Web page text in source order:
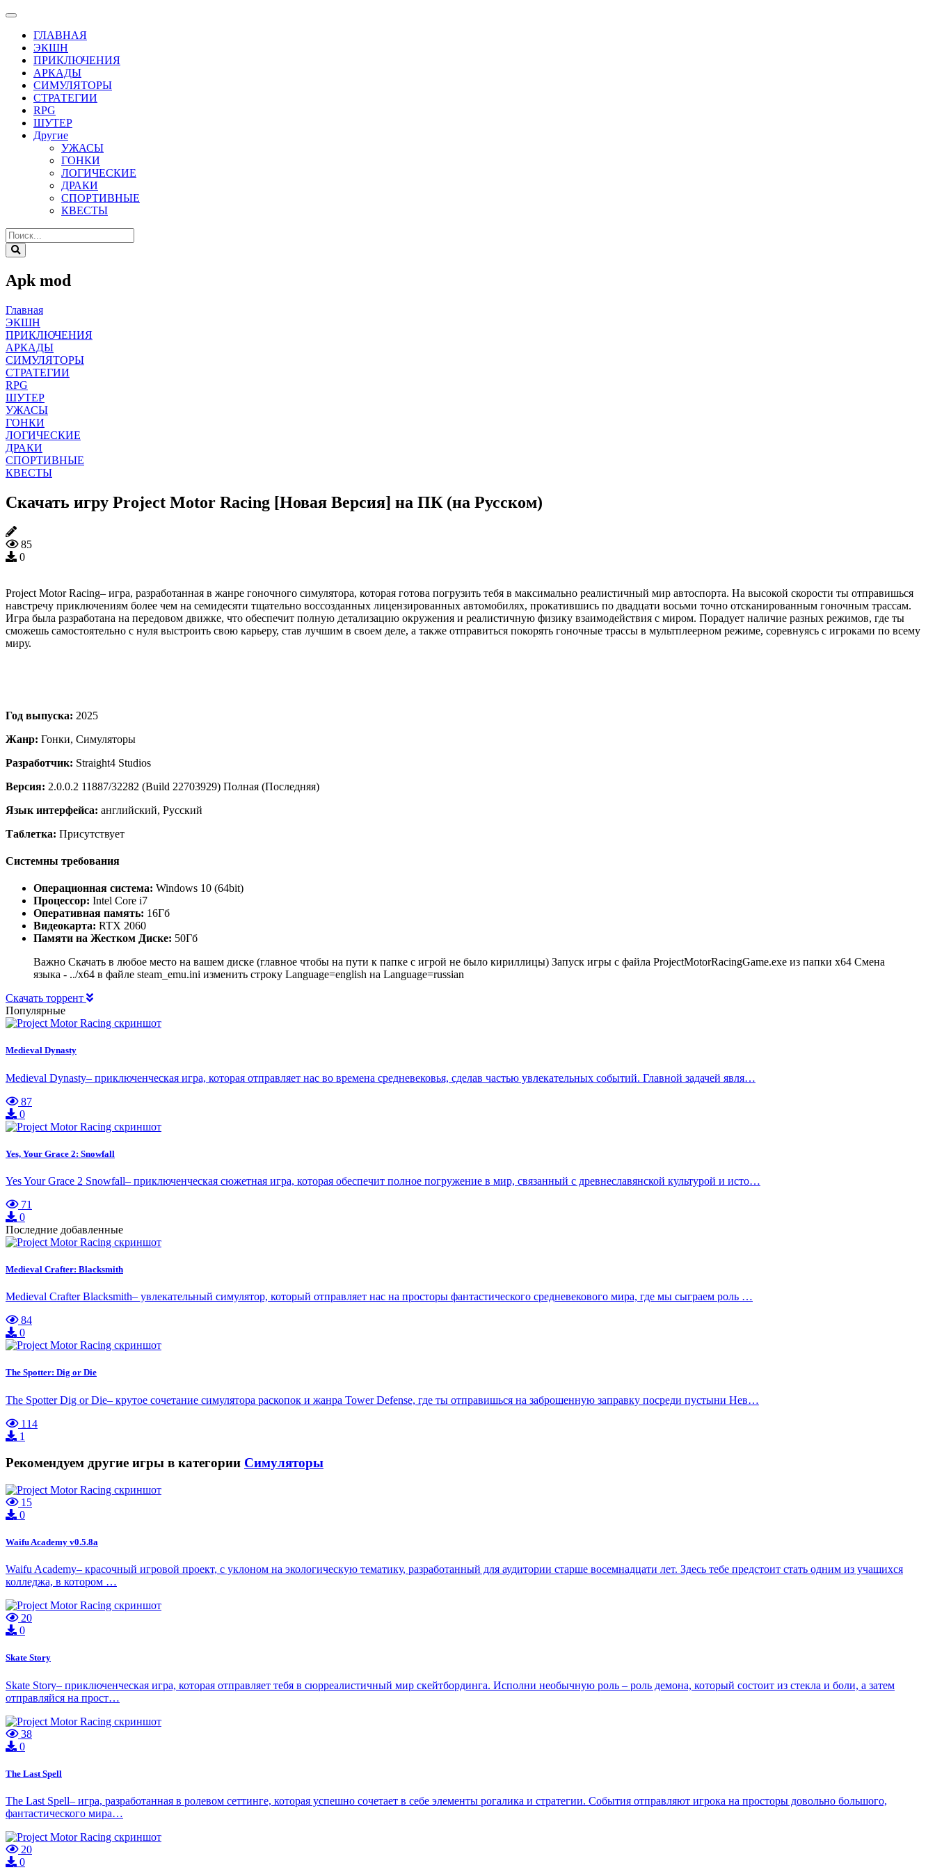
ГЛАВНАЯ
ЭКШН
ПРИКЛЮЧЕНИЯ
АРКАДЫ
СИМУЛЯТОРЫ
СТРАТЕГИИ
RPG
ШУТЕР
Другие
УЖАСЫ
ГОНКИ
ЛОГИЧЕСКИЕ
ДРАКИ
СПОРТИВНЫЕ
КВЕСТЫ
Apk mod
Главная
ЭКШН
ПРИКЛЮЧЕНИЯ
АРКАДЫ
СИМУЛЯТОРЫ
СТРАТЕГИИ
RPG
ШУТЕР
УЖАСЫ
ГОНКИ
ЛОГИЧЕСКИЕ
ДРАКИ
СПОРТИВНЫЕ
КВЕСТЫ
Скачать игру Project Motor Racing [Новая Версия] на ПК (на Русском)
85
0
Project Motor Racing– игра, разработанная в жанре гоночного симулятора, которая готова погрузить тебя в максимально реалистичный мир автоспорта. На высокой скорости ты отправишься
навстречу приключениям более чем на семидесяти тщательно воссозданных лицензированных автомобилях, прокатившись по двадцати восьми точно отсканированным гоночным трассам.
Игра была разработана на передовом движке, что обеспечит полную детализацию окружения и реалистичную физику взаимодействия с миром. Порадует наличие разных режимов, где ты
сможешь самостоятельно с нуля выстроить свою карьеру, став лучшим в своем деле, а также отправиться покорять гоночные трассы в мультплеерном режиме, соревнуясь с игроками по всему
миру.
Год выпуска: 2025
Жанр: Гонки, Симуляторы
Разработчик: Straight4 Studios
Версия: 2.0.0.2 11887/32282 (Build 22703929) Полная (Последняя)
Язык интерфейса: английский, Русский
Таблетка: Присутствует
Системны требования
Операционная система: Windows 10 (64bit)
Процессор: Intel Core i7
Оперативная память: 16Гб
Видеокарта: RTX 2060
Памяти на Жестком Диске: 50Гб
Важно Скачать в любое место на вашем диске (главное чтобы на пути к папке с игрой не было кириллицы) Запуск игры с файла ProjectMotorRacingGame.exe из папки x64 Смена
языка - ../x64 в файле steam_emu.ini изменить строку Language=english на Language=russian
Скачать торрент
Популярные
Medieval Dynasty
Medieval Dynasty– приключенческая игра, которая отправляет нас во времена средневековья, сделав частью увлекательных событий. Главной задачей явля…
87
0
Yes, Your Grace 2: Snowfall
Yes Your Grace 2 Snowfall– приключенческая сюжетная игра, которая обеспечит полное погружение в мир, связанный с древнеславянской культурой и исто…
71
0
Последние добавленные
Medieval Crafter: Blacksmith
Medieval Crafter Blacksmith– увлекательный симулятор, который отправляет нас на просторы фантастического средневекового мира, где мы сыграем роль …
84
0
The Spotter: Dig or Die
The Spotter Dig or Die– крутое сочетание симулятора раскопок и жанра Tower Defense, где ты отправишься на заброшенную заправку посреди пустыни Нев…
114
1
Рекомендуем другие игры в категории Симуляторы
15
0
Waifu Academy v0.5.8a
Waifu Academy– красочный игровой проект, с уклоном на экологическую тематику, разработанный для аудитории старше восемнадцати лет. Здесь тебе предстоит стать одним из учащихся
колледжа, в котором …
20
0
Skate Story
Skate Story– приключенческая игра, которая отправляет тебя в сюрреалистичный мир скейтбординга. Исполни необычную роль – роль демона, который состоит из стекла и боли, а затем
отправляйся на прост…
38
0
The Last Spell
The Last Spell– игра, разработанная в ролевом сеттинге, которая успешно сочетает в себе элементы рогалика и стратегии. События отправляют игрока на просторы довольно большого,
фантастического мира…
20
0